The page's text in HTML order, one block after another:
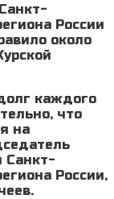
России
около
каждого
что
на
Санкт-
России,